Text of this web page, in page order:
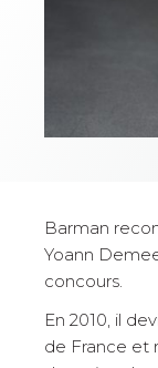
Barman
Yoann
concours.
En 2010, il
de France et